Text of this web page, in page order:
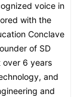
voice in
with the
Conclave
of SD
over 6 years
and
and